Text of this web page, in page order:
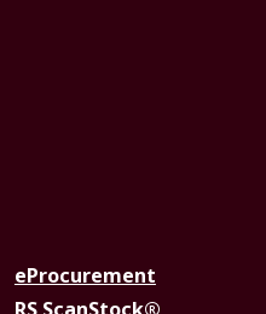
eProcurement